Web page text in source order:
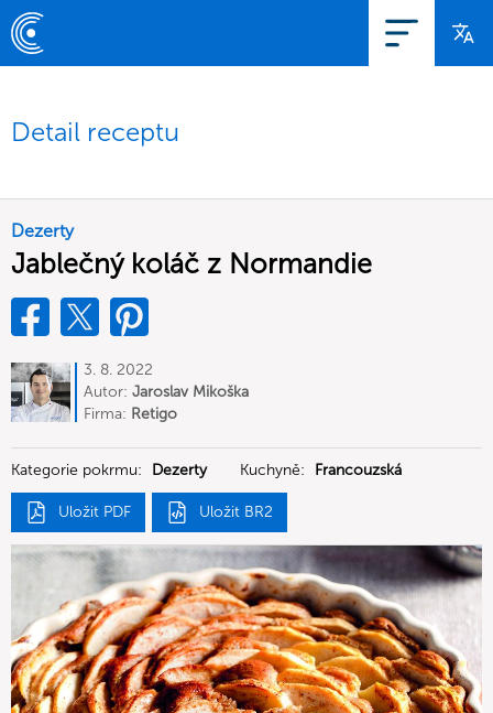
Detail receptu
Dezerty
Jablečný koláč z Normandie
3. 8. 2022
Autor: Jaroslav Mikoška
Firma: Retigo
Kategorie pokrmu: Dezerty Kuchyně: Francouzská
Uložit PDF Uložit BR2